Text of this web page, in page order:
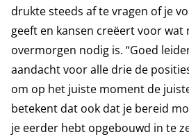
drukte steeds af te vragen of je
geeft en kansen creëert voor wat
overmorgen nodig is. “Goed
aandacht voor alle drie de
om op het juiste moment de
betekent dat ook dat je bereid
je eerder hebt opgebouwd in te